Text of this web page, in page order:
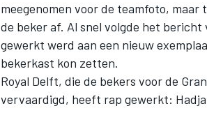
WEC DTM
meegenomen voor de teamfoto,
de beker af. Al snel volgde het
gewerkt werd aan een nieuw
bekerkast kon zetten.
Royal Delft, die de bekers voor de
vervaardigd, heeft rap gewerkt: